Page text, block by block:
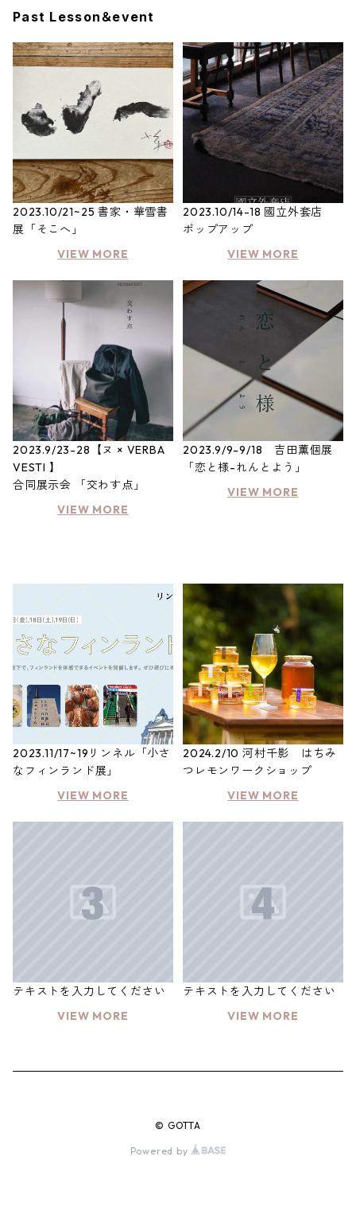
Past Lesson＆event
2023.10/21~25 書家・華雪書
展「そこへ」
VIEW MORE
2023.10/14-18 國立外套店
ポップアップ
VIEW MORE
2023.9/23-28【ヌ × VERBA
VESTI 】
合同展示会 「交わす点」
VIEW MORE
2023.9/9-9/18 吉田薫個展
「恋と様-れんとよう」
VIEW MORE
2023.11/17~19リンネル「小さ
なフィンランド展」
VIEW MORE
2024.2/10 河村千影 はちみ
つレモンワークショップ
VIEW MORE
テキストを入力してください
VIEW MORE
テキストを入力してください
VIEW MORE
© GOTTA
Powered by